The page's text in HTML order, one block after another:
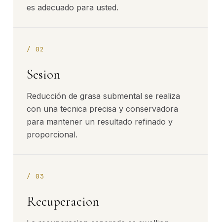
es adecuado para usted.
/02
Sesion
Reducción de grasa submental se realiza
con una tecnica precisa y conservadora
para mantener un resultado refinado y
proporcional.
/03
Recuperacion